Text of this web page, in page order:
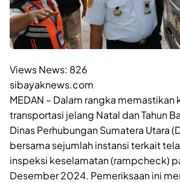
Views News: 826
sibayaknews.com
MEDAN – Dalam rangka memastikan
transportasi jelang Natal dan Tahun
Dinas Perhubungan Sumatera Utara
bersama sejumlah instansi terkait
inspeksi keselamatan (rampcheck)
Desember 2024. Pemeriksaan ini